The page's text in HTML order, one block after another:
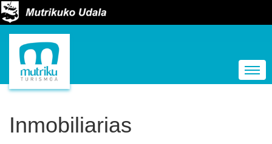
v
Inmobiliarias